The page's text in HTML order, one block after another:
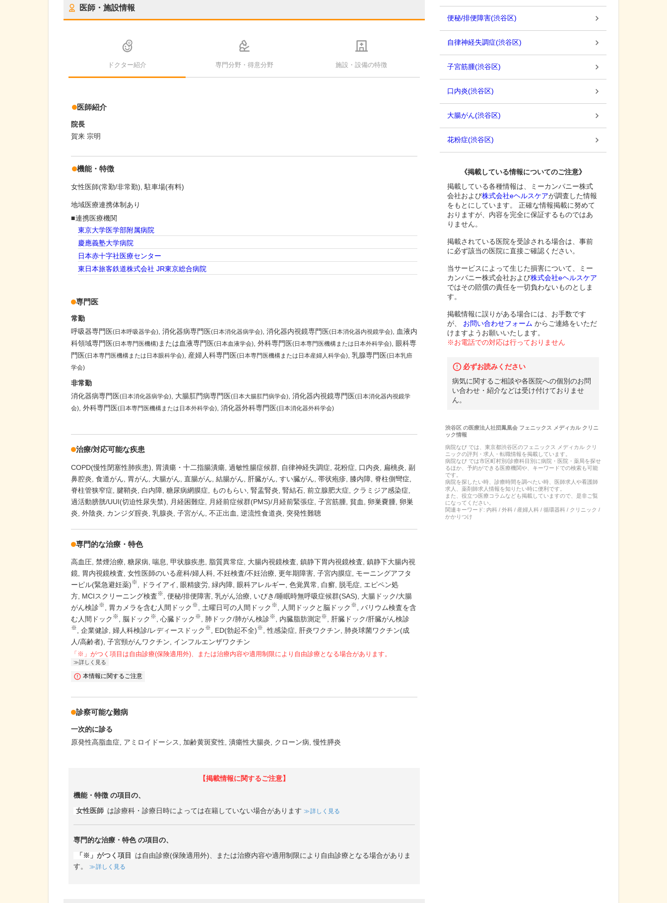
医師・施設情報
ドクター紹介 専門分野・得意分野 施設・設備の特徴
医師紹介
院長
賀来 宗明
機能・特徴
女性医師(常勤/非常勤) 駐車場(有料)
地域医療連携体制あり
連携医療機関
東京大学医学部附属病院
慶應義塾大学病院
日本赤十字社医療センター
東日本旅客鉄道株式会社 JR東京総合病院
専門医
常勤
呼吸器専門医(日本呼吸器学会) 消化器病専門医(日本消化器病学会) 消化器内視鏡専門医(日本消化器内視鏡学会)
血液内
科領域専門医(日本専門医機構)または血液専門医(日本血液学会) 外科専門医(日本専門医機構または日本外科学会)
眼科専
門医(日本専門医機構または日本眼科学会) 産婦人科専門医(日本専門医機構または日本産婦人科学会) 乳腺専門医(日本乳癌
学会)
非常勤
消化器病専門医(日本消化器病学会) 大腸肛門病専門医(日本大腸肛門病学会) 消化器内視鏡専門医(日本消化器内視鏡学
会) 外科専門医(日本専門医機構または日本外科学会) 消化器外科専門医(日本消化器外科学会)
治療/対応可能な疾患
COPD(慢性閉塞性肺疾患) 胃潰瘍・十二指腸潰瘍 過敏性腸症候群 自律神経失調症 花粉症 口内炎 扁桃炎 副
鼻腔炎 食道がん 胃がん 大腸がん 直腸がん 結腸がん 肝臓がん すい臓がん 帯状疱疹 膝内障 脊柱側彎症
脊柱管狭窄症
腱鞘炎 白内障 糖尿病網膜症 ものもらい 腎盂腎炎 腎結石 前立腺肥大症
クラミジア感染症
過活動膀胱/UUI(切迫性尿失禁)
月経困難症 月経前症候群(PMS)/月経前緊張症 子宮筋腫 貧血 卵巣嚢腫 卵巣
炎 外陰炎 カンジダ腟炎 乳腺炎 子宮がん 不正出血 逆流性食道炎 突発性難聴
専門的な治療・特色
高血圧 禁煙治療 糖尿病 喘息 甲状腺疾患 脂質異常症 大腸内視鏡検査 鎮静下胃内視鏡検査 鎮静下大腸内視
鏡
胃内視鏡検査 女性医師のいる産科/婦人科 不妊検査/不妊治療 更年期障害 子宮内膜症
モーニングアフタ
ーピル(緊急避妊薬)※ ドライアイ 眼精疲労 緑内障 眼科アレルギー 色覚異常 白癬 脱毛症
エピペン処
方 MCIスクリーニング検査※ 便秘/排便障害 乳がん治療 いびき/睡眠時無呼吸症候群(SAS)
大腸ドック/大腸
がん検診※ 胃カメラを含む人間ドック ※ 土曜日可の人間ドック ※ 人間ドックと脳ドック ※
バリウム検査を含
む人間ドック ※ 脳ドック ※ 心臓ドック ※ 肺ドック/肺がん検診※ 内臓脂肪測定※ 肝臓ドック/肝臓がん検診
※ 企業健診 婦人科検診/レディースドック ※ ED(勃起不全)※ 性感染症 肝炎ワクチン
肺炎球菌ワクチン(成
人/高齢者) 子宮頸がんワクチン インフルエンザワクチン
「※」がつく項目は自由診療(保険適用外)、または治療内容や適用制限により自由診療となる場合があります。
詳しく見る
本情報に関するご注意
診察可能な難病
一次的に診る
原発性高脂血症
アミロイドーシス 加齢黄斑変性 潰瘍性大腸炎 クローン病 慢性膵炎
【掲載情報に関するご注意】
機能・特徴 の項目の、
女性医師 は診療科・診療日時によっては在籍していない場合があります 詳しく見る
専門的な治療・特色の項目の、
「※」がつく項目
は自由診療(保険適用外)、または治療内容や適用制限により自由診療となる場合がありま
す。
詳しく見る
便秘/排便障害(渋谷区)
自律神経失調症(渋谷区)
子宮筋腫(渋谷区)
口内炎(渋谷区)
大腸がん(渋谷区)
花粉症(渋谷区)
《掲載している情報についてのご注意》
掲載している各種情報は、ミーカンパニー株式
会社および株式会社eヘルスケアが調査した情報
をもとにしています。 正確な情報掲載に努めて
おりますが、内容を完全に保証するものではあ
りません。
掲載されている医院を受診される場合は、事前
に必ず該当の医院に直接ご確認ください。
当サービスによって生じた損害について、ミー
カンパニー株式会社および株式会社eヘルスケア
ではその賠償の責任を一切負わないものとしま
す。
掲載情報に誤りがある場合には、お手数です
が、
お問い合わせフォーム からご連絡をいただ
けますようお願いいたします。
※お電話での対応は行っておりません
必ずお読みください
病気に関するご相談や各医院への個別のお問
い合わせ・紹介などは受け付けておりませ
ん。
渋谷区の医療法人社団鳳凰会 フェニックス メディカル クリニ
ック情報
病院なび では、 東京都渋谷区のフェニックス メディカル クリ
ニックの評判・求人・転職情報を掲載しています。
病院なび では市区町村別/診療科目別に病院・医院・薬局を探せ
るほか、予約ができる医療機関や、キーワードでの検索も可能
です。
病院を探したい時、診療時間を調べたい時、医師求人や看護師
求人、薬剤師求人情報を知りたい時に便利です。
また、役立つ医療コラムなども掲載していますので、是非ご覧
になってください。
関連キーワード: 内科 / 外科 / 産婦人科 / 循環器科 / クリニック /
かかりつけ